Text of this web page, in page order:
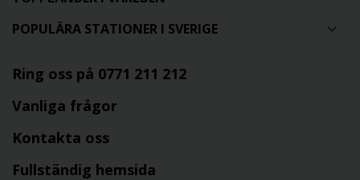
POPULÄRA STATIONER I SVERIGE
Ring oss på 0771 211 212
Vanliga frågor
Kontakta oss
Fullständig hemsida